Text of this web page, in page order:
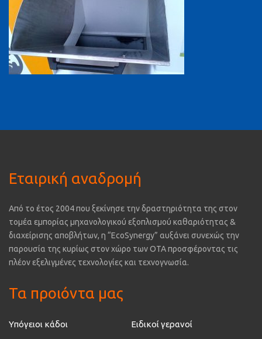
Εταιρική αναδρομή
Από το έτος 2004 που ξεκίνησε την δραστηριότητα της στον
τομέα εμπορίας μηχανολογικού εξοπλισμού καθαριότητας &
διαχείρισης αποβλήτων, η “EcoSynergy” αυξάνει συνεχώς την
παρουσία της κυρίως στον χώρο των ΟΤΑ προσφέροντας τις
πλέον εξελιγμένες τεχνολογίες και τεχνογνωσία.
Τα προιόντα μας
Υπόγειοι κάδοι Ειδικοί γερανοί